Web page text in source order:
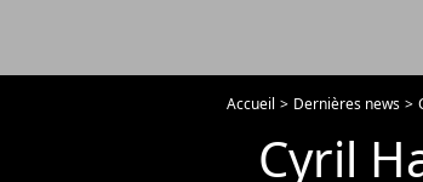
Accueil Dernières news
Cyril